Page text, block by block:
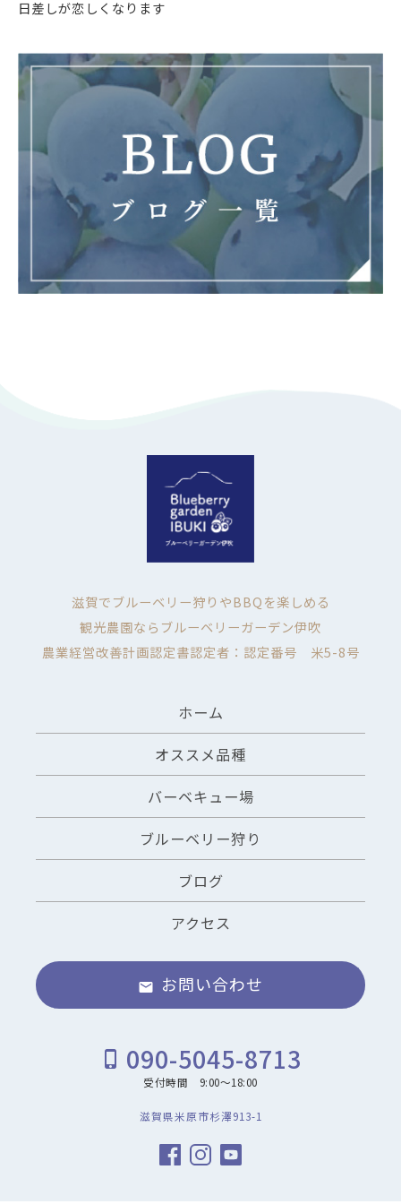
日差しが恋しくなります
滋賀でブルーベリー狩りやBBQを楽しめる
観光農園ならブルーベリーガーデン伊吹
農業経営改善計画認定書認定者：認定番号 米5-8号
ホーム
オススメ品種
バーベキュー場
ブルーベリー狩り
ブログ
アクセス
email お問い合わせ
phone_iphone 090-5045-8713
受付時間 9:00～18:00
滋賀県米原市杉澤913-1